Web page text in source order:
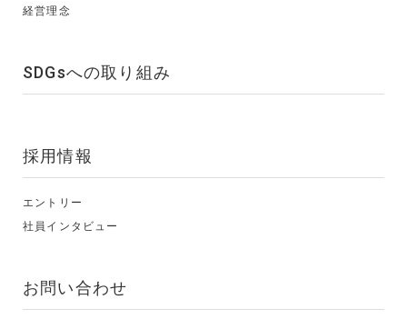
経営理念
SDGsへの取り組み
採用情報
エントリー
社員インタビュー
お問い合わせ